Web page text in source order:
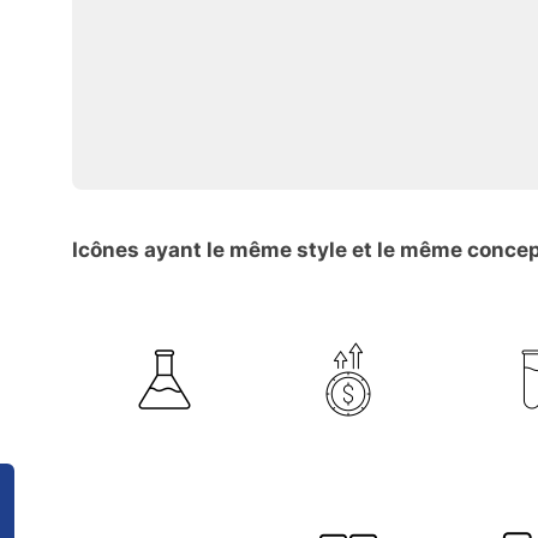
Icônes ayant le même style et le même